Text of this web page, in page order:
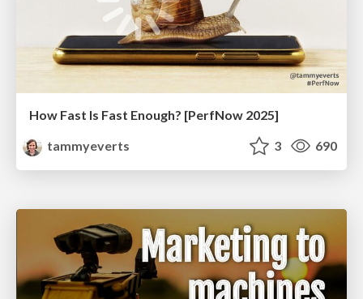
How Fast Is Fast Enough? [PerfNow 2025]
tammyeverts
3 690